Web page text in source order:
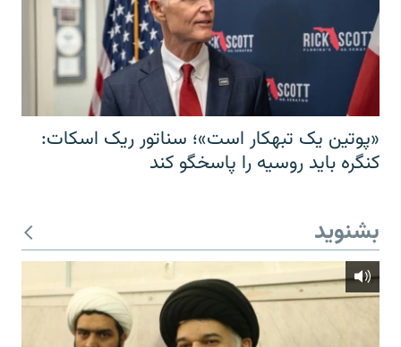
«پوتین یک تبهکار است»؛ سناتور ریک اسکات:
کنگره باید روسیه را پاسخگو کند
بشنوید